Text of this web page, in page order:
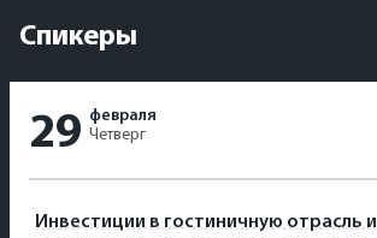
Спикеры
29 февраля
Четверг
Инвестиции в гостиничную отрасль и